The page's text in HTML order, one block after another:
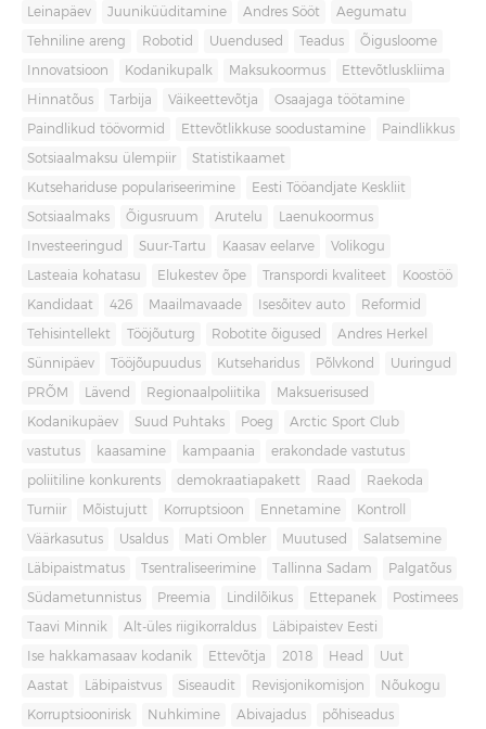
Leinapäev Juuniküüditamine Andres Sööt Aegumatu
Tehniline areng Robotid Uuendused Teadus Õigusloome
Innovatsioon Kodanikupalk Maksukoormus Ettevõtluskliima
Hinnatõus Tarbija Väikeettevõtja Osaajaga töötamine
Paindlikud töövormid Ettevõtlikkuse soodustamine Paindlikkus
Sotsiaalmaksu ülempiir Statistikaamet
Kutsehariduse populariseerimine Eesti Tööandjate Keskliit
Sotsiaalmaks Õigusruum Arutelu Laenukoormus
Investeeringud Suur-Tartu Kaasav eelarve Volikogu
Lasteaia kohatasu Elukestev õpe Transpordi kvaliteet Koostöö
Kandidaat 426 Maailmavaade Isesõitev auto Reformid
Tehisintellekt Tööjõuturg Robotite õigused Andres Herkel
Sünnipäev Tööjõupuudus Kutseharidus Põlvkond Uuringud
PRÕM Lävend Regionaalpoliitika Maksuerisused
Kodanikupäev Suud Puhtaks Poeg Arctic Sport Club
vastutus kaasamine kampaania erakondade vastutus
poliitiline konkurents demokraatiapakett Raad Raekoda
Turniir Mõistujutt Korruptsioon Ennetamine Kontroll
Väärkasutus Usaldus Mati Ombler Muutused Salatsemine
Läbipaistmatus Tsentraliseerimine Tallinna Sadam Palgatõus
Südametunnistus Preemia Lindilõikus Ettepanek Postimees
Taavi Minnik Alt-üles riigikorraldus Läbipaistev Eesti
Ise hakkamasaav kodanik Ettevõtja 2018 Head Uut
Aastat Läbipaistvus Siseaudit Revisjonikomisjon Nõukogu
Korruptsioonirisk Nuhkimine Abivajadus põhiseadus